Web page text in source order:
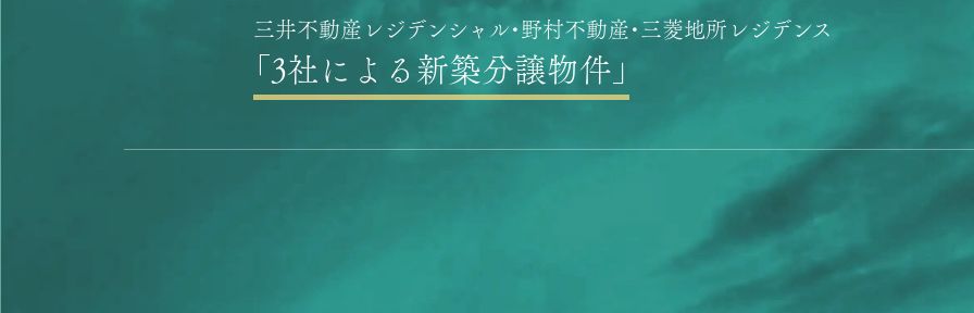
三井不動産レジデンシャル・ 野村不動産・三菱地所レジデンス
「3社による新築分譲物件」